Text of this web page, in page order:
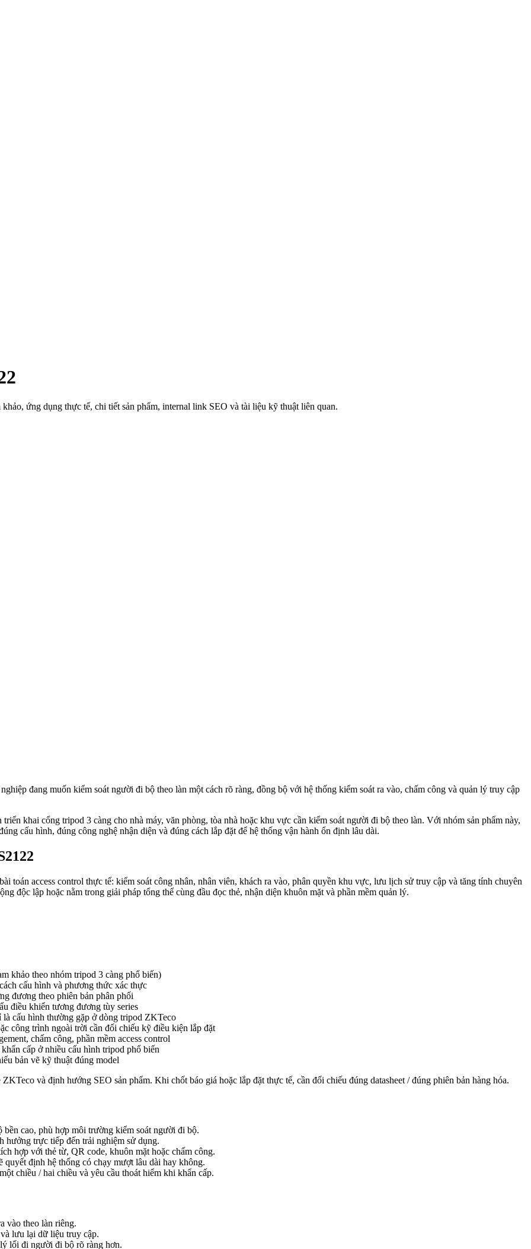
ứng dụng thực tế, chi tiết sản phẩm, internal link SEO và tài liệu kỹ thuật liên quan.
đang muốn kiểm soát người đi bộ theo làn một cách rõ ràng, đồng bộ với hệ thống kiểm soát ra vào, chấm công và quản lý truy cập
khai cổng tripod 3 càng cho nhà máy, văn phòng, tòa nhà hoặc khu vực cần kiểm soát người đi bộ theo làn. Với nhóm sản phẩm này,
cấu hình, đúng công nghệ nhận diện và đúng cách lắp đặt để hệ thống vận hành ổn định lâu dài.
toán access control thực tế: kiểm soát công nhân, nhân viên, khách ra vào, phân quyền khu vực, lưu lịch sử truy cập và tăng tính chuyên
độc lập hoặc nằm trong giải pháp tổng thể cùng đầu đọc thẻ, nhận diện khuôn mặt và phần mềm quản lý.
khảo theo nhóm tripod 3 càng phổ biến)
cấu hình và phương thức xác thực
đương theo phiên bản phân phối
điều khiển tương đương tùy series
cấu hình thường gặp ở dòng tripod ZKTeco
công trình ngoài trời cần đối chiếu kỹ điều kiện lắp đặt
chấm công, phần mềm access control
cấp ở nhiều cấu hình tripod phổ biến
bản vẽ kỹ thuật đúng model
và định hướng SEO sản phẩm. Khi chốt báo giá hoặc lắp đặt thực tế, cần đối chiếu đúng datasheet / đúng phiên bản hàng hóa.
cao, phù hợp môi trường kiểm soát người đi bộ.
hưởng trực tiếp đến trải nghiệm sử dụng.
hợp với thẻ từ, QR code, khuôn mặt hoặc chấm công.
định hệ thống có chạy mượt lâu dài hay không.
chiều / hai chiều và yêu cầu thoát hiểm khi khẩn cấp.
vào theo làn riêng.
lưu lại dữ liệu truy cập.
lối đi người đi bộ rõ ràng hơn.